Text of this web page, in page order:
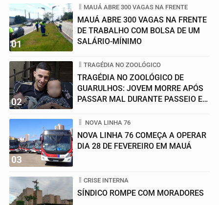
01
MAUÁ ABRE 300 VAGAS NA FRENTE
MAUÁ ABRE 300 VAGAS NA FRENTE
DE TRABALHO COM BOLSA DE UM
SALÁRIO-MÍNIMO
02
TRAGÉDIA NO ZOOLÓGICO
TRAGÉDIA NO ZOOLÓGICO DE
GUARULHOS: JOVEM MORRE APÓS
PASSAR MAL DURANTE PASSEIO EM
03
NOVA LINHA 76
NOVA LINHA 76 COMEÇA A OPERAR
DIA 28 DE FEVEREIRO EM MAUÁ
CRISE INTERNA
SÍNDICO ROMPE COM MORADORES